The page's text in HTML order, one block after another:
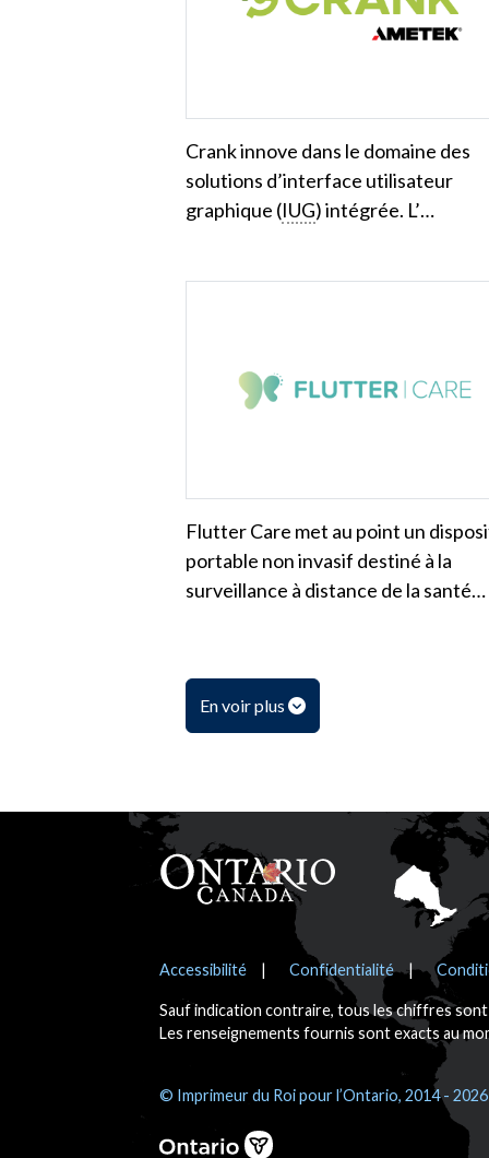
Crank innove dans le domaine des
solutions d’interface utilisateur
graphique (IUG) intégrée. L’…
Flutter Care met au point un
portable non invasif destiné à la
surveillance à distance de la santé…
En voir plus
Pied de page
Avis
Accessibilité Confidentialité
Sauf indication contraire, tous les chiffres sont
Les renseignements fournis sont exacts au
© Imprimeur du Roi pour l’Ontario, 2014 - 2026